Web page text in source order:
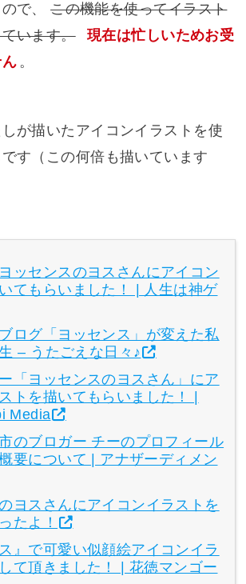
で、
この機能を使ってイラスト
います。
現在は忙しいためお受
。
が描いたアイコンイラストを使
す（この何倍も描いています
ッセンスのヨスさんにアイコン
てもらいました！ | 人生は神ゲ
ログ「ヨッセンス」が変えた私
– うたごえな日々♪
「ヨッセンスのヨスさん」にア
トを描いてもらいました！ |
Media
のブロガー チーのプロフィール
要について | アナザーディメン
ヨスさんにアイコンイラストを
たよ！
』で可愛い似顔絵アイコンイラ
て頂きました！ | 花徳マンゴー